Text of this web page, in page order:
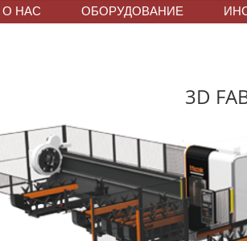
О НАС ОБОРУДОВАНИЕ
3D